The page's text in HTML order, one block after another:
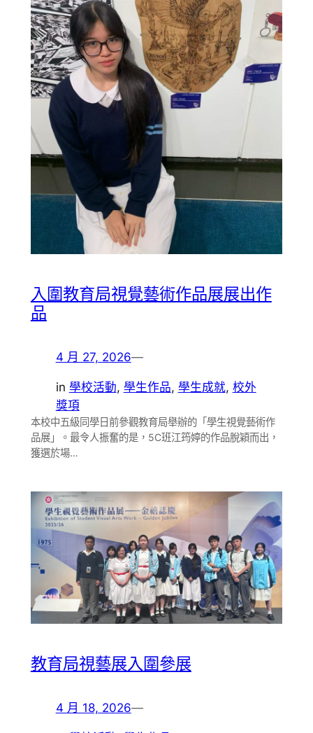
入圍教育局視覺藝術作品展展出作
品
4 月 27, 2026—
in 學校活動, 學生作品, 學生成就, 校外
獎項
本校中五級同學日前參觀教育局舉辦的「學生視覺藝術作
品展」。最令人振奮的是，5C班江筠婷的作品脫穎而出，
獲選於場…
教育局視藝展入圍參展
4 月 18, 2026—